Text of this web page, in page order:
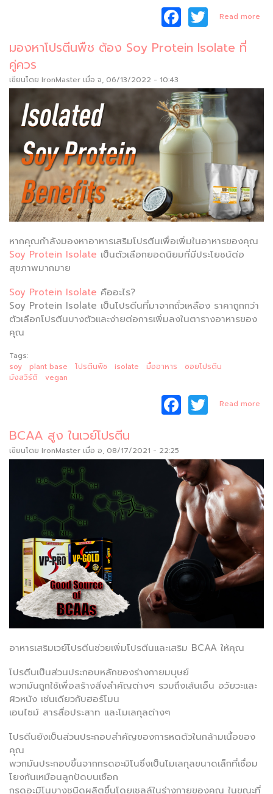
F
a
c
b
o
o
k
T
w
itt
Read more
มองหาโปรตีนพืช ต้อง Soy Protein Isolate ที่
คู่ควร
เขียนโดย IronMaster เมื่อ จ, 06/13/2022 - 10:43
หากคุณกำลังมองหาอาหารเสริมโปรตีนเพื่อเพิ่มในอาหารของคุณ
Soy Protein Isolate เป็นตัวเลือกยอดนิยมที่มีประโยชน์ต่อ
สุขภาพมากมาย
Soy Protein Isolate คืออะไร?
Soy Protein Isolate เป็นโปรตีนที่มาจากถั่วเหลือง ราคาถูกกว่า
ตัวเลือกโปรตีนบางตัวและง่ายต่อการเพิ่มลงในตารางอาหารของ
คุณ
Tags:
soy
plant base โปรตีนพืช isolate มื้ออาหาร
ซอยโปรตีน
มังสวิรัติ
vegan
F
a
e
b
o
o
k
T
er
Read more
BCAA สูง ในเวย์โปรตีน
เขียนโดย IronMaster เมื่อ อ, 08/17/2021 - 22:25
อาหารเสริมเวย์โปรตีนช่วยเพิ่มโปรตีนและเสริม BCAA ให้คุณ
โปรตีนเป็นส่วนประกอบหลักของร่างกายมนุษย์
พวกมันถูกใช้เพื่อสร้างสิ่งสำคัญต่างๆ รวมถึงเส้นเอ็น อวัยวะและ
ผิวหนัง เช่นเดียวกับฮอร์โมน
เอนไซม์ สารสื่อประสาท และโมเลกุลต่างๆ
โปรตีนยังเป็นส่วนประกอบสำคัญของการหดตัวในกล้ามเนื้อของ
คุณ
พวกมันประกอบขึ้นจากกรดอะมิโนซึ่งเป็นโมเลกุลขนาดเล็กที่เชื่อม
โยงกันเหมือนลูกปัดบนเชือก
กรดอะมิโนบางชนิดผลิตขึ้นโดยเซลล์ในร่างกายของคุณ ในขณะที่